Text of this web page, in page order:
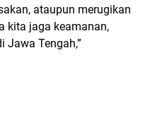
ataupun merugikan
kita jaga keamanan,
Jawa Tengah,”